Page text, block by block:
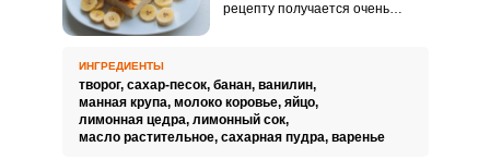
рецепту получается очень
добавляет сочности и аромата.
ИНГРЕДИЕНТЫ
творог, сахар-песок, банан, ванилин,
манная крупа, молоко коровье, яйцо,
лимонная цедра, лимонный сок,
масло растительное, сахарная пудра, варенье